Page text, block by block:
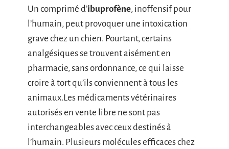
Un comprimé d’ibuprofène, inoffensif pour
l’humain, peut provoquer une intoxication
grave chez un chien. Pourtant, certains
analgésiques se trouvent aisément en
pharmacie, sans ordonnance, ce qui laisse
croire à tort qu’ils conviennent à tous les
animaux.Les médicaments vétérinaires
autorisés en vente libre ne sont pas
interchangeables avec ceux destinés à
l’humain. Plusieurs molécules efficaces chez